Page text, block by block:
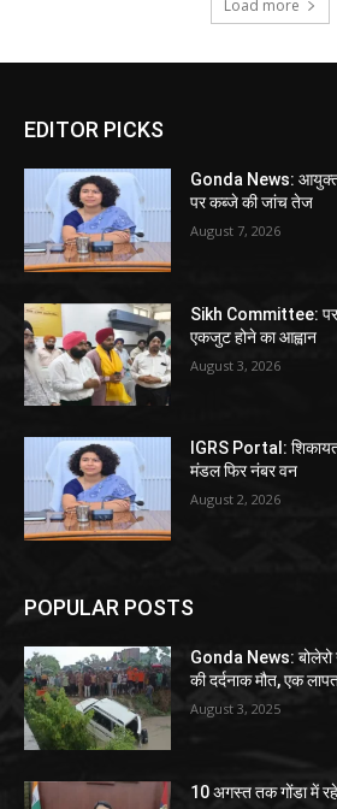
Load more
EDITOR PICKS
Gonda News: आयुक्त
पर कब्जे की जांच तेज
August 7, 2026
Sikh Committee:
एकजुट होने का आह्वान
August 3, 2026
IGRS Portal:
मंडल फिर नंबर वन
August 2, 2026
POPULAR POSTS
Gonda News: बोलेरो
की दर्दनाक मौत, एक
August 3, 2025
10 अगस्त तक गोंडा में